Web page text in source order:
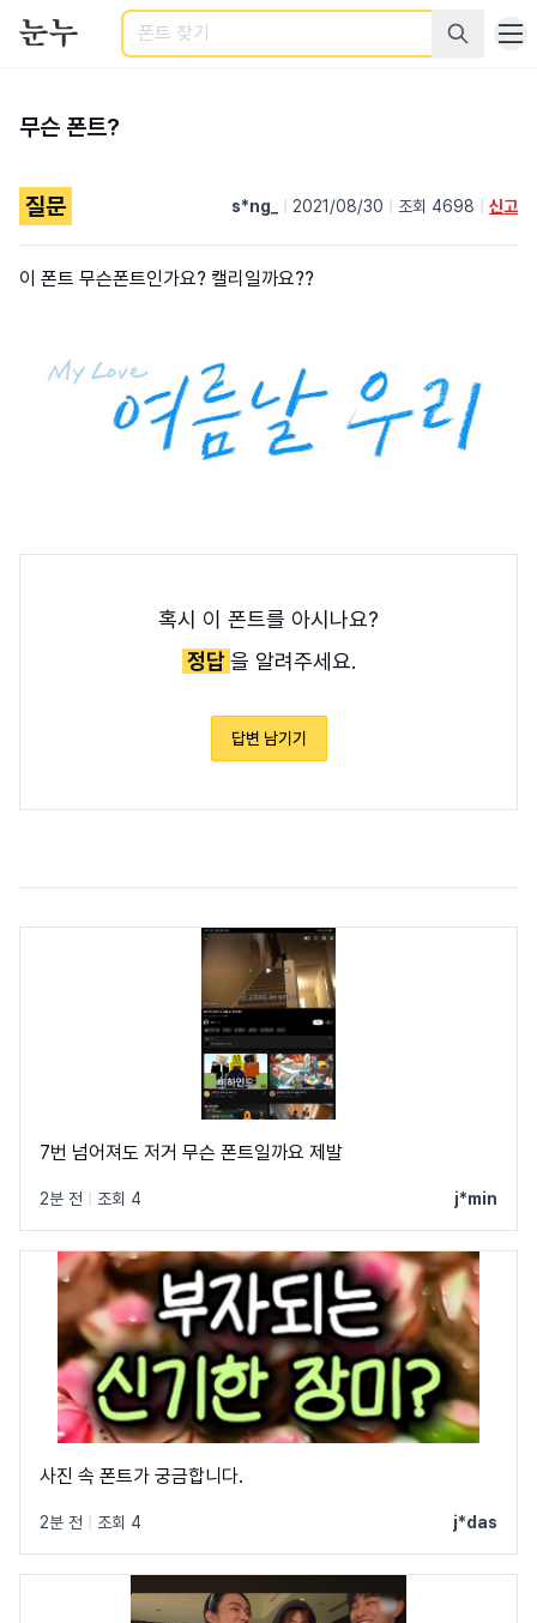
검색
무슨 폰트?
질문 s*ng_ 2021/08/30 조회 4698 신고
이 폰트 무슨폰트인가요? 캘리일까요??
혹시 이 폰트를 아시나요?
정답을 알려주세요.
답변 남기기
7번 넘어져도 저거 무슨 폰트일까요 제발
2분 전 조회 4 j*min
사진 속 폰트가 궁금합니다.
2분 전 조회 4 j*das